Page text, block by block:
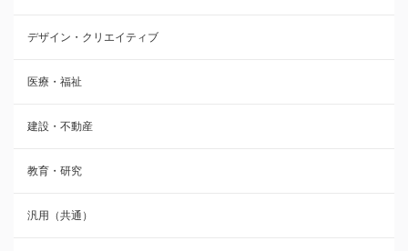
デザイン・クリエイティブ
医療・福祉
建設・不動産
教育・研究
汎用（共通）